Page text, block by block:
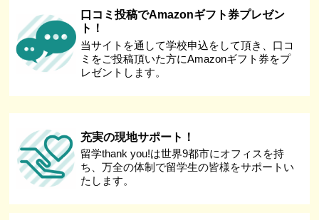
口コミ投稿でAmazonギフト券プレゼン
ト！
当サイトを通して学校申込をして頂き、口コ
ミをご投稿頂いた方にAmazonギフト券をプ
レゼントします。
充実の現地サポート！
留学thank you!は世界9都市にオフィスを持
ち、万全の体制で留学生の皆様をサポートい
たします。